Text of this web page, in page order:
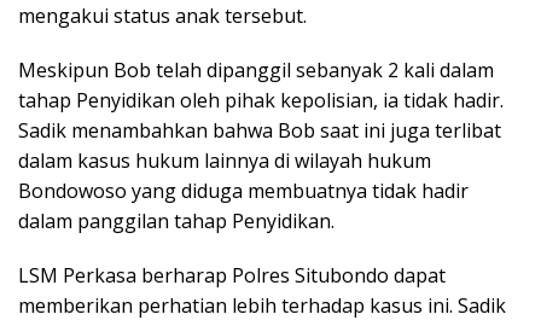
mengakui status anak tersebut.
Meskipun Bob telah dipanggil sebanyak 2 kali dalam
tahap Penyidikan oleh pihak kepolisian, ia tidak hadir.
Sadik menambahkan bahwa Bob saat ini juga terlibat
dalam kasus hukum lainnya di wilayah hukum
Bondowoso yang diduga membuatnya tidak hadir
dalam panggilan tahap Penyidikan.
LSM Perkasa berharap Polres Situbondo dapat
memberikan perhatian lebih terhadap kasus ini. Sadik